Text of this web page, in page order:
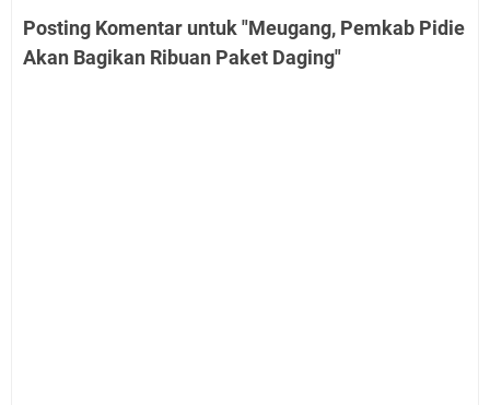
Posting Komentar untuk "Meugang, Pemkab Pidie
Akan Bagikan Ribuan Paket Daging"